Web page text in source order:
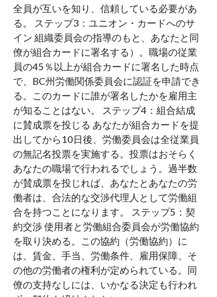
全員が互いを知り、信頼している必要があ
る。 ステップ3：ユニオン・カードへのサ
イン 組織委員会の指導のもと、あなたと同
僚が組合カードに署名する）。職場の従業
員の45％以上が組合カードに署名した時点
で、BC州労働関係委員会に認証を申請でき
る。このカードに誰が署名したかを雇用主
が知ることはない。 ステップ4：組合結成
に賛成票を投じる あなたが組合カードを提
出してから10日後、労働委員会は全従業員
の無記名投票を実施する。投票はおそらく
あなたの職場で行われるでしょう。過半数
が賛成票を投じれば、あなたとあなたの労
働者は、合法的な交渉代理人として労働組
合を持つことになります。 ステップ5：契
約交渉 使用者と労働組合委員会が労働協約
を取り決める。この協約（労働協約）に
は、賃金、手当、労働条件、雇用保障、そ
の他の労働者の権利が定められている。同
僚の支持なしには、いかなる決定も行われ